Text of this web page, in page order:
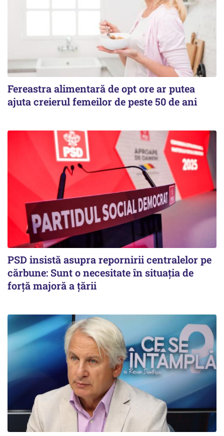
Fereastra alimentară de opt ore ar putea
ajuta creierul femeilor de peste 50 de ani
PSD insistă asupra repornirii centralelor pe
cărbune: Sunt o necesitate în situația de
forță majoră a țării